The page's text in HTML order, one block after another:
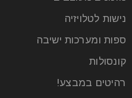
נישות לטלויזיה
ספות ומערכות ישיבה
קונסולות
רהיטים במבצע!